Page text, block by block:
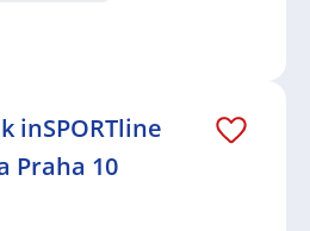
inSPORTline
Praha 10